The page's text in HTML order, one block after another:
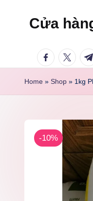
Cửa
facebook.com
t.me
Home » Shop » 1kg
-10%